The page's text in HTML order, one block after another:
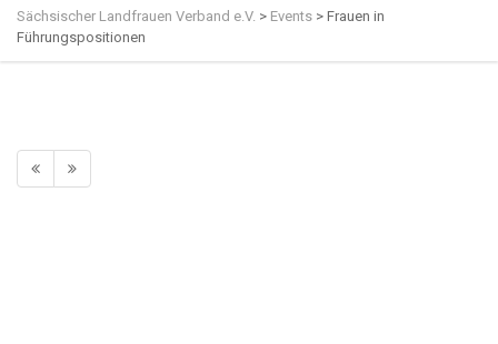
Sächsischer Landfrauen Verband e.V. > Events > Frauen in
Führungspositionen